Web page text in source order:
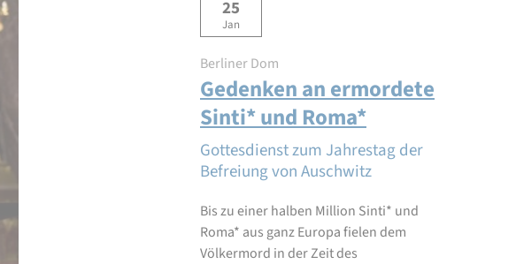
25
Jan
Berliner Dom
Gedenken an ermordete
Sinti* und Roma*
Gottesdienst zum Jahrestag der
Befreiung von Auschwitz
Bis zu einer halben Million Sinti* und
Roma* aus ganz Europa fielen dem
Völkermord in der Zeit des